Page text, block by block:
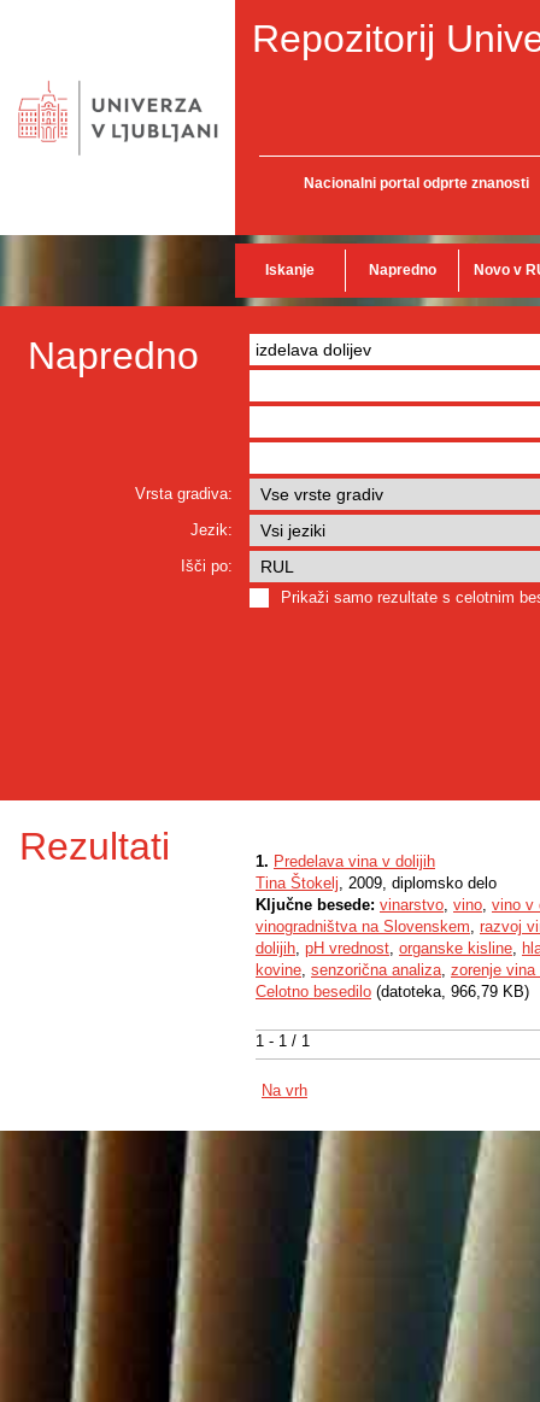
Repozitorij
Nacionalni portal odprte znanosti
Iskanje Napredno Novo v
Napredno
Vrsta gradiva:
Jezik:
Išči po:
Prikaži samo rezultate s celotnim
Rezultati
1 - 1 / 1
1. Predelava vina v dolijih
Tina Štokelj, 2009, diplomsko delo
Ključne besede: vinarstvo, vino, vino v
vinogradništva na Slovenskem, razvoj
dolijih, pH vrednost, organske kisline,
kovine, senzorična analiza, zorenje vina
Celotno besedilo (datoteka, 966,79 KB)
Na vrh